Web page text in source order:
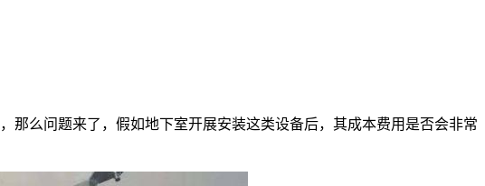
，那么问题来了，假如地下室开展安装这类设备后，其成本费用是否会非常